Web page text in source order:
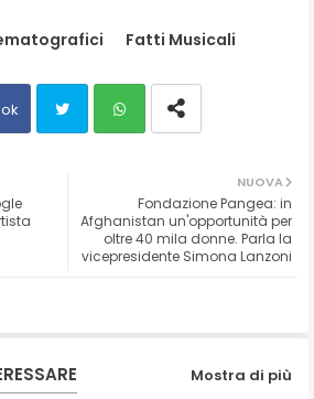
Fatti Musicali
ap
NUOVA
Fondazione Pangea: in
Afghanistan un'opportunità per
oltre 40 mila donne. Parla la
vicepresidente Simona Lanzoni
Mostra di più